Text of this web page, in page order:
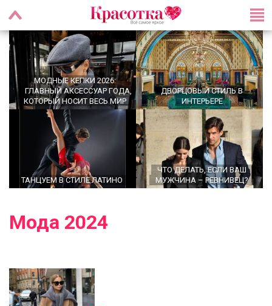
МОДНЫЕ КЕПКИ 2026:
ГЛАВНЫЙ АКСЕССУАР ГОДА,
КОТОРЫЙ НОСИТ ВЕСЬ МИР
ДВОРЦОВЫЙ СТИЛЬ В
ИНТЕРЬЕРЕ
ТАНЦУЕМ В СТИЛЕ ЛАТИНО
ЧТО ДЕЛАТЬ, ЕСЛИ ВАШ
МУЖЧИНА – РЕВНИВЕЦ?
Мода 2024